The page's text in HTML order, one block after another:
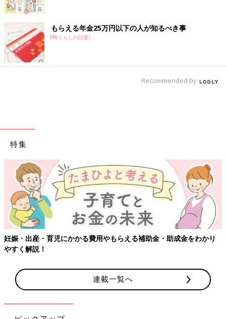
もらえる年金25万円以下の人が知るべき事
PR(くらしの話題)
Recommended by
特集
妊娠・出産・育児にかかる費用やもらえる補助金・助成金をわかり
やすく解説！
連載一覧へ